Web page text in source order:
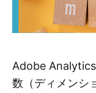
Adobe
数（ディメンシ